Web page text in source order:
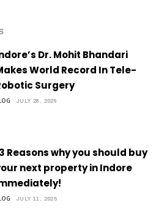
Dr. Mohit Bhandari
World Record In Tele-
Surgery
JULY 28, 2026
Reasons why you should buy
next property in Indore
JULY 11, 2025